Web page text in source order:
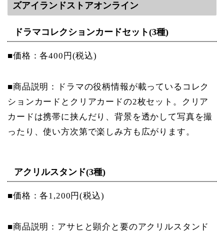
ズアイランドストアオンライン
ドラマコレクションカードセット(3種)
■価格：各400円(税込)
■商品説明：ドラマの役柄情報が載っているコレク
ションカードとクリアカ ードの2枚セット。クリア
カードは携帯に挟んだり、背景を透かし て写真を撮
ったり、使い方次第で楽しみ方も広がります。
アクリルスタンド(3種)
■価格：各1,200円(税込)
■商品説明：アサヒと顕介と要のアクリルスタンド